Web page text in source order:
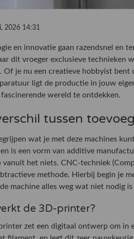
2026 14:31
en innovatie gaan razendsnel en
dit vroeger exclusieve technieken
Of je nu een creatieve hobbyist
ligt de productie in jouw
fascinerende wereld te ontdekken.
tussen
wat je met deze machines
is een vorm van additive
vanuit het niets. CNC-techniek
methode. Hierbij begin je
machine alles weg wat niet nodig
de 3D-printer?
zet een digitaal ontwerp om